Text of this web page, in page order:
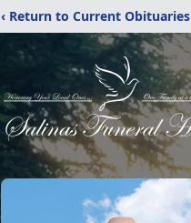
‹ Return to Current Obituaries